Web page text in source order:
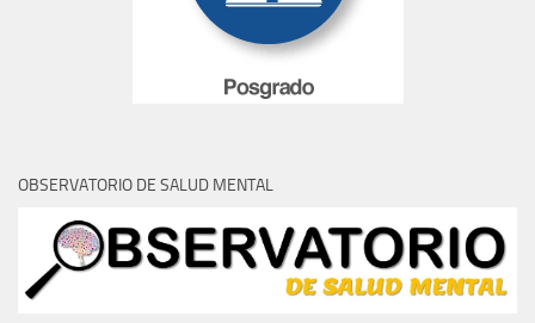
OBSERVATORIO DE SALUD MENTAL